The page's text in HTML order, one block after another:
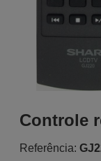
Controle
Referência: